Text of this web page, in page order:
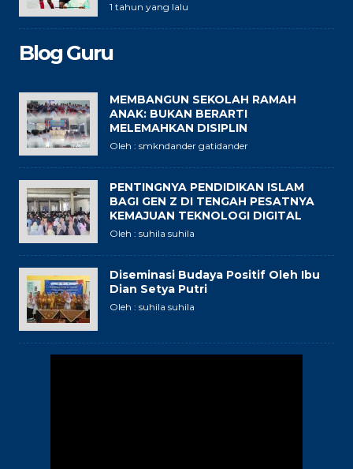
1 tahun yang lalu
Blog Guru
MEMBANGUN SEKOLAH RAMAH
ANAK: BUKAN BERARTI
MELEMAHKAN DISIPLIN
Oleh : smkndander gatidander
PENTINGNYA PENDIDIKAN ISLAM
BAGI GEN Z DI TENGAH PESATNYA
KEMAJUAN TEKNOLOGI DIGITAL
Oleh : suhila suhila
Diseminasi Budaya Positif Oleh Ibu
Dian Setya Putri
Oleh : suhila suhila